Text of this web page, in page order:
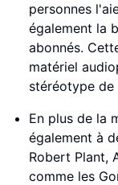
personnes
également la
abonnés.
matériel
stéréotype de
En plus de la
également à
Robert Plant,
comme les